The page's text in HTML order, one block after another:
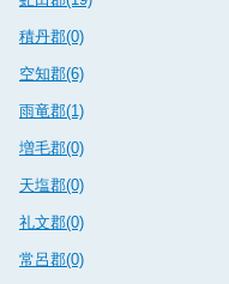
積丹郡(0)
空知郡(6)
雨竜郡(1)
増毛郡(0)
天塩郡(0)
礼文郡(0)
常呂郡(0)